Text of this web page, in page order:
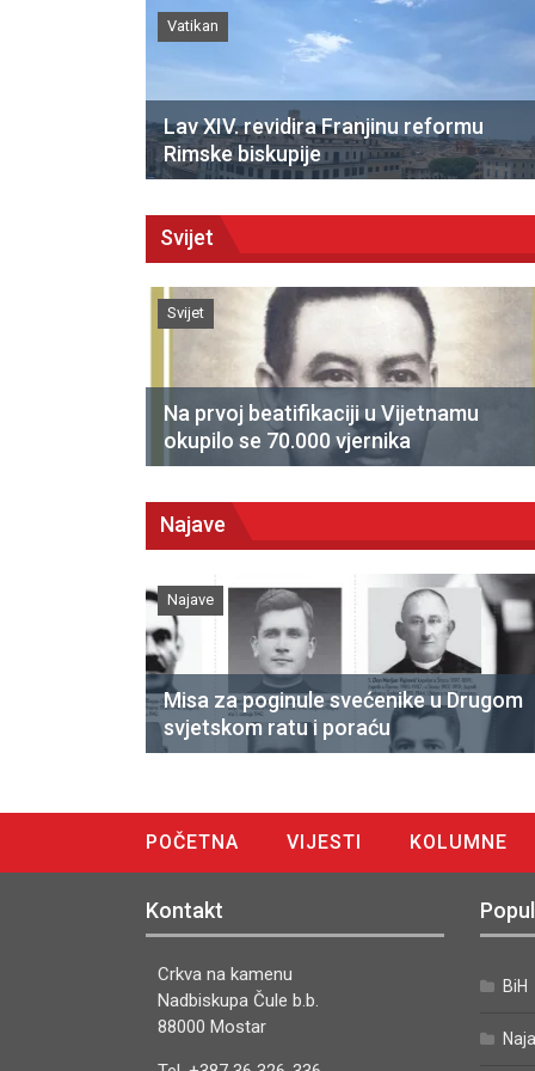
Vatikan
Lav XIV. revidira Franjinu reformu
Rimske biskupije
Svijet
Svijet
Na prvoj beatifikaciji u Vijetnamu
okupilo se 70.000 vjernika
Najave
Najave
Misa za poginule svećenike u Drugom
svjetskom ratu i poraću
POČETNA VIJESTI KOLUMNE
Kontakt
Crkva na kamenu
Nadbiskupa Čule b.b.
88000 Mostar
BiH